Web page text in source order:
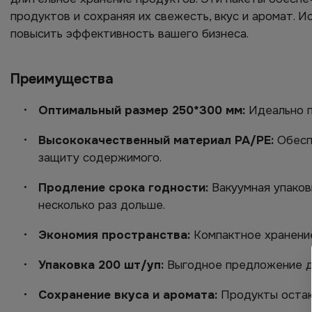
продуктов и сохраняя их свежесть, вкус и аромат.
повысить эффективность вашего бизнеса.
Преимущества
Оптимальный размер 250*300 мм: Идеально
Высококачественный материал PA/PE:
защиту содержимого.
Продление срока годности: Вакуумная
несколько раз дольше.
Экономия пространства: Компактное
Упаковка 200 шт/уп: Выгодное предложение
Сохранение вкуса и аромата: Продукты